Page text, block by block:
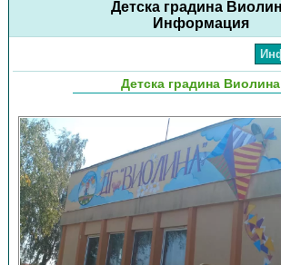
Детска градина
Информация
Детска градина Виолина